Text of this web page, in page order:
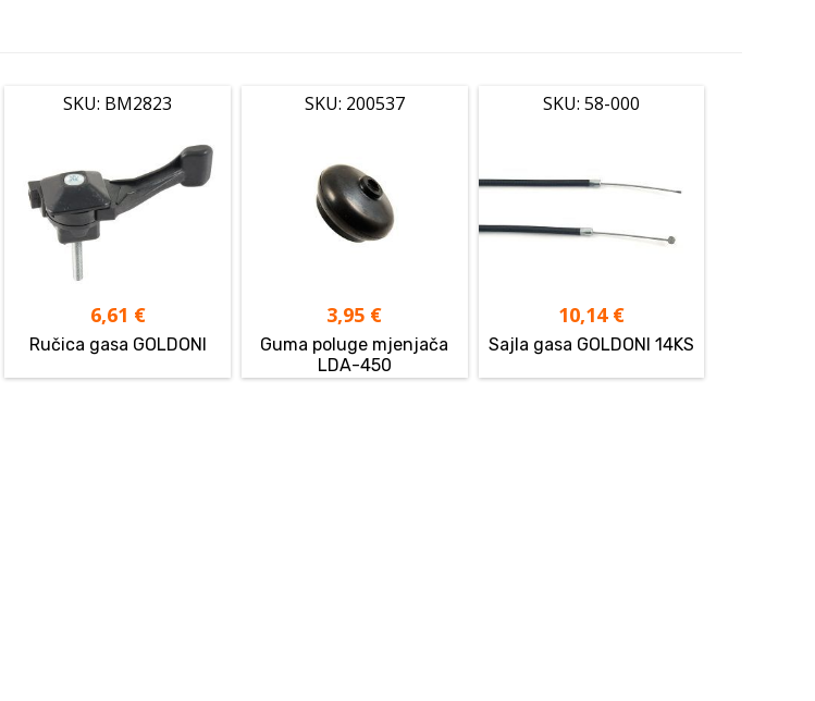
SKU: BM2823
6,61 €
Ručica gasa GOLDONI
SKU: 200537
3,95 €
Guma poluge mjenjača
LDA-450
SKU: 58-000
10,14 €
Sajla gasa GOLDONI 14KS